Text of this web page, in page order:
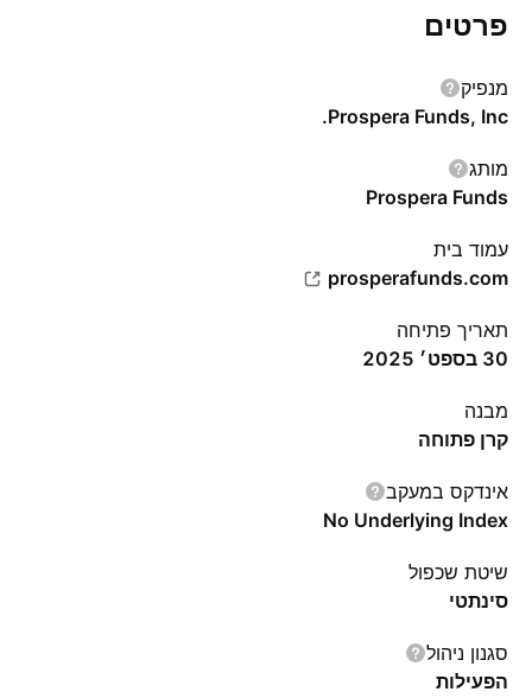
פרטים
מנפיק
Prospera Funds, Inc.
מותג
Prospera Funds
עמוד בית
prosperafunds.com
תאריך פתיחה
30 בספט׳ 2025
מבנה
קרן פתוחה
אינדקס במעקב
No Underlying Index
שיטת שכפול
סינתטי
סגנון ניהול
הפעילות